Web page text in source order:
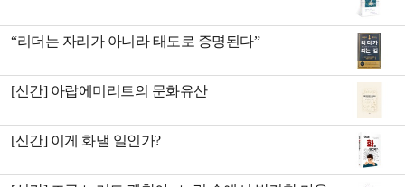
“리더는 자리가 아니라 태도로 증명된다”
[신간] 아랍에미리트의 문화유산
[신간] 이게 화낼 일인가?